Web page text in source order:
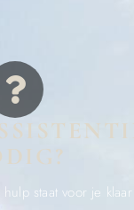
hulp staat voor je klaar